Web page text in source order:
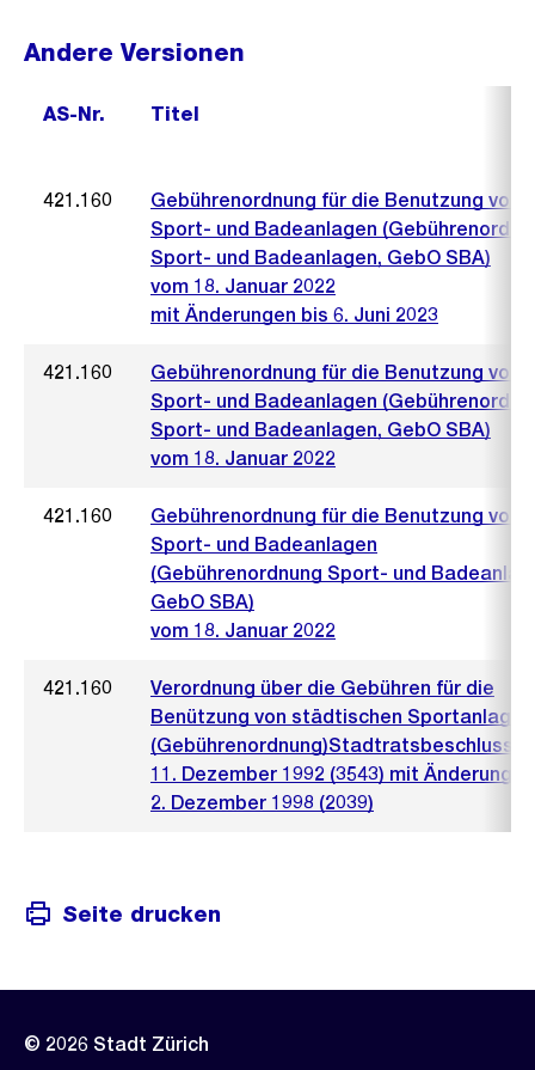
Andere Versionen
AS-Nr. Titel
421.160
Gebührenordnung für die Benutzung von
Sport- und Badeanlagen
Sport- und Badeanlagen, GebO SBA)
vom 18. Januar 2022
mit Änderungen bis 6. Juni 2023
421.160
Gebührenordnung für die Benutzung von
Sport- und Badeanlagen
Sport- und Badeanlagen, GebO SBA)
vom 18. Januar 2022
421.160
Gebührenordnung für die Benutzung von
Sport- und Badeanlagen
(Gebührenordnung Sport- und
GebO SBA)
vom 18. Januar 2022
421.160
Verordnung über die Gebühren für die
Benützung von städtischen Sportanlagen
(Gebührenordnung)Stadtratsbeschluss
11. Dezember 1992 (3543) mit Änderung
2. Dezember 1998 (2039)
Seite drucken
© 2026 Stadt Zürich